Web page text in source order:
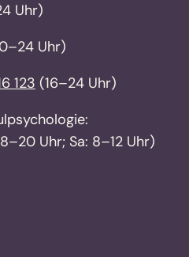
Uhr)
Uhr)
123 (16–24 Uhr)
Uhr; Sa: 8–12 Uhr)